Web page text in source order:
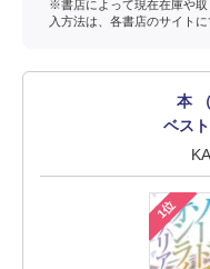
※書店によって現在在庫や
入方法は、各書店のサイトに
本
ベス
1位